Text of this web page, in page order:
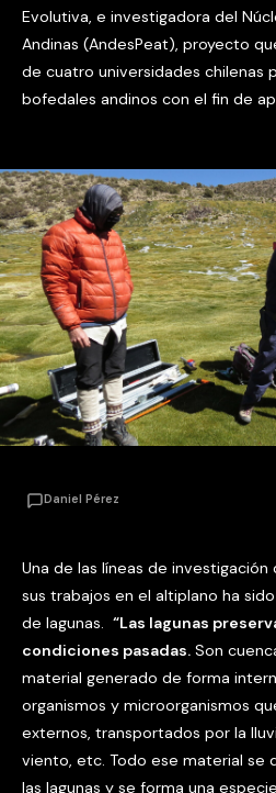
Evolutiva, e investigadora del
Andinas (AndesPeat), proyecto
de cuatro universidades chilenas
bofedales andinos con el fin de
Daniel Pérez
Una de las líneas de investigación
sus trabajos en el altiplano ha
de lagunas. “Las lagunas
condiciones pasadas. Son
material generado de forma
organismos y microorganismos
externos, transportados por la
viento, etc. Todo ese material se
las lagunas y se forma una